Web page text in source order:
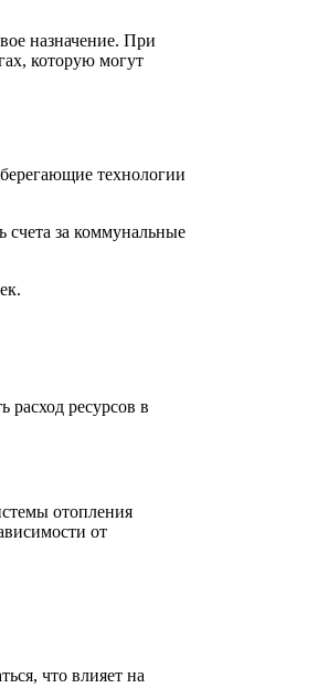
назначение. При
которую могут
технологии
счета за коммунальные
расход ресурсов в
отопления
от
что влияет на